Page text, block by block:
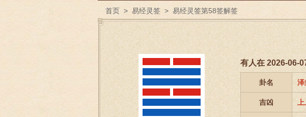
首页 > 易经灵签 > 易经灵签第58签解签
有人在 2026-06-
卦名 泽
吉凶